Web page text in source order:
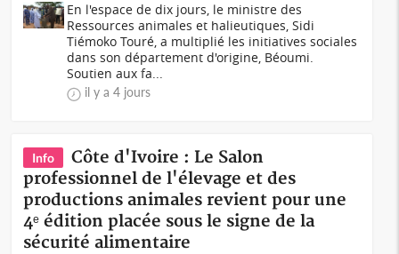
En l'espace de dix jours, le ministre des
Ressources animales et halieutiques, Sidi
Tiémoko Touré, a multiplié les initiatives sociales
dans son département d'origine, Béoumi.
Soutien aux fa...
il y a 4 jours
Info
Côte d'Ivoire : Le Salon
professionnel de l'élevage et des
productions animales revient pour une
4ᵉ édition placée sous le signe de la
sécurité alimentaire